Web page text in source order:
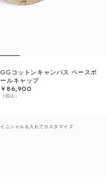
GGコットンキャンバス ベースボ
ールキャップ
￥86,900
（税込）
イニシャルを入れてカスタマイズ